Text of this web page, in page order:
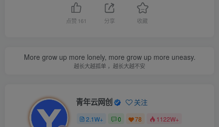
点赞 161 分享 收藏
More grow up more lonely, more grow up more uneasy.
越长大越孤单 ，越长大越不安
青年云网创 关注
2.1W+ 0 78 1122W+